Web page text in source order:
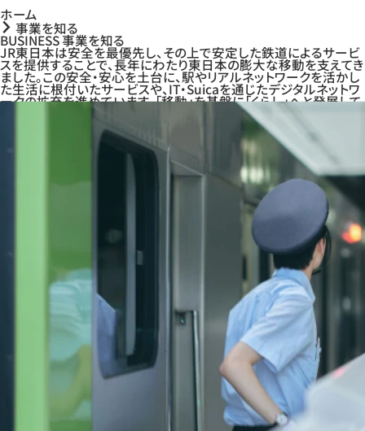
ホーム
事業を知る
BUSINESS事業を知る
JR東日本は安全を最優先し、その上で安定した鉄道によるサービ
スを提供することで、長年にわたり東日本の膨大な移動を支えてき
ました。この安全・安心を土台に、駅やリアルネットワークを活かし
た生活に根付いたサービスや、IT・Suicaを通じたデジタルネットワ
ークの拡充を進めています。「移動」を基盤に「くらし」へと発展して
いくのが当社の事業の在り方です。